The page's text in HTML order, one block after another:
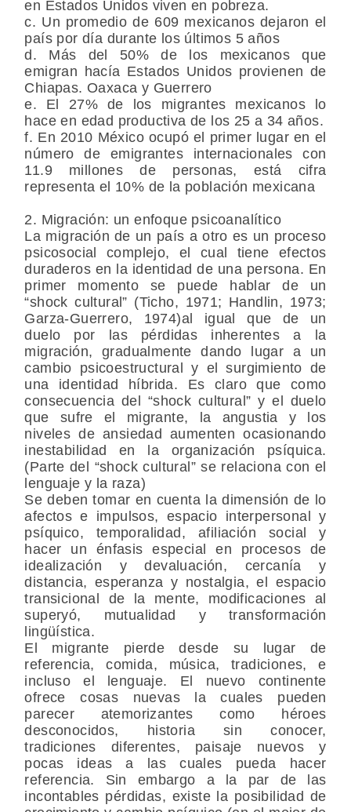
en Estados Unidos viven en pobreza.
c. Un promedio de 609 mexicanos dejaron el
país por día durante los últimos 5 años
d. Más del 50% de los mexicanos que
emigran hacía Estados Unidos provienen de
Chiapas. Oaxaca y Guerrero
e. El 27% de los migrantes mexicanos lo
hace en edad productiva de los 25 a 34 años.
f. En 2010 México ocupó el primer lugar en el
número de emigrantes internacionales con
11.9 millones de personas, está cifra
representa el 10% de la población mexicana
2. Migración: un enfoque psicoanalítico
La migración de un país a otro es un proceso
psicosocial complejo, el cual tiene efectos
duraderos en la identidad de una persona. En
primer momento se puede hablar de un
“shock cultural” (Ticho, 1971; Handlin, 1973;
Garza-Guerrero, 1974)al igual que de un
duelo por las pérdidas inherentes a la
migración, gradualmente dando lugar a un
cambio psicoestructural y el surgimiento de
una identidad híbrida. Es claro que como
consecuencia del “shock cultural” y el duelo
que sufre el migrante, la angustia y los
niveles de ansiedad aumenten ocasionando
inestabilidad en la organización psíquica.
(Parte del “shock cultural” se relaciona con el
lenguaje y la raza)
Se deben tomar en cuenta la dimensión de lo
afectos e impulsos, espacio interpersonal y
psíquico, temporalidad, afiliación social y
hacer un énfasis especial en procesos de
idealización y devaluación, cercanía y
distancia, esperanza y nostalgia, el espacio
transicional de la mente, modificaciones al
superyó, mutualidad y transformación
lingüística.
El migrante pierde desde su lugar de
referencia, comida, música, tradiciones, e
incluso el lenguaje. El nuevo continente
ofrece cosas nuevas la cuales pueden
parecer atemorizantes como héroes
desconocidos, historia sin conocer,
tradiciones diferentes, paisaje nuevos y
pocas ideas a las cuales pueda hacer
referencia. Sin embargo a la par de las
incontables pérdidas, existe la posibilidad de